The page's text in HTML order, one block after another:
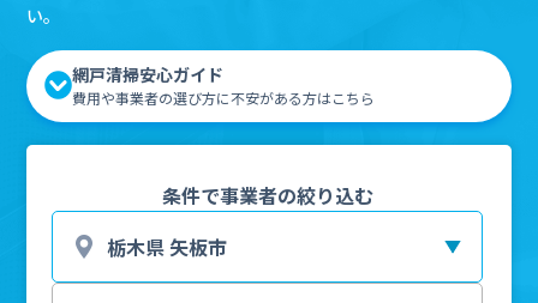
い。
網戸清掃安心ガイド
費用や事業者の選び方に不安がある方はこちら
条件で事業者の絞り込む